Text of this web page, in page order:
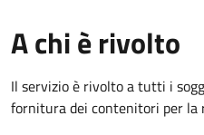
A chi è rivolto
Il servizio è rivolto a tutti i
fornitura dei contenitori per la